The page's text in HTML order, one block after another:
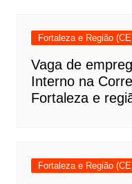
Fortaleza e Região
Vaga de
Interno na
Fortaleza e
Fortaleza e Região